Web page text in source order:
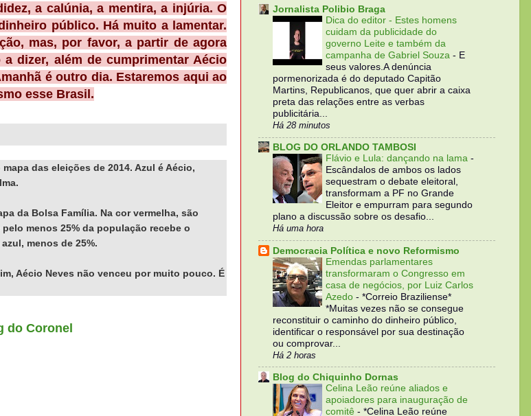
a calúnia, a mentira, a injúria. O
público. Há muito a lamentar.
mas, por favor, a partir de agora
dizer, além de cumprimentar Aécio
é outro dia. Estaremos aqui ao
esse Brasil.
das eleições de 2014. Azul é Aécio,
da Bolsa Família. Na cor vermelha, são
menos 25% da população recebe o
menos de 25%.
Aécio Neves não venceu por muito pouco. É
do Coronel
Jornalista Polibio Braga
Dica do editor - Estes homens
cuidam da publicidade do
governo Leite e também da
campanha de Gabriel Souza - E
seus valores.A denúncia
pormenorizada é do deputado Capitão
Martins, Republicanos, que quer abrir a caixa
preta das relações entre as verbas
publicitária...
Há 28 minutos
BLOG DO ORLANDO TAMBOSI
Flávio e Lula: dançando na lama -
Escândalos de ambos os lados
sequestram o debate eleitoral,
transformam a PF no Grande
Eleitor e empurram para segundo
plano a discussão sobre os desafio...
Há uma hora
Democracia Política e novo Reformismo
Emendas parlamentares
transformaram o Congresso em
casa de negócios, por Luiz Carlos
Azedo - *Correio Braziliense*
*Muitas vezes não se consegue
reconstituir o caminho do dinheiro público,
identificar o responsável por sua destinação
ou comprovar...
Há 2 horas
Blog do Chiquinho Dornas
Celina Leão reúne aliados e
apoiadores para inauguração de
comitê - *Celina Leão reúne